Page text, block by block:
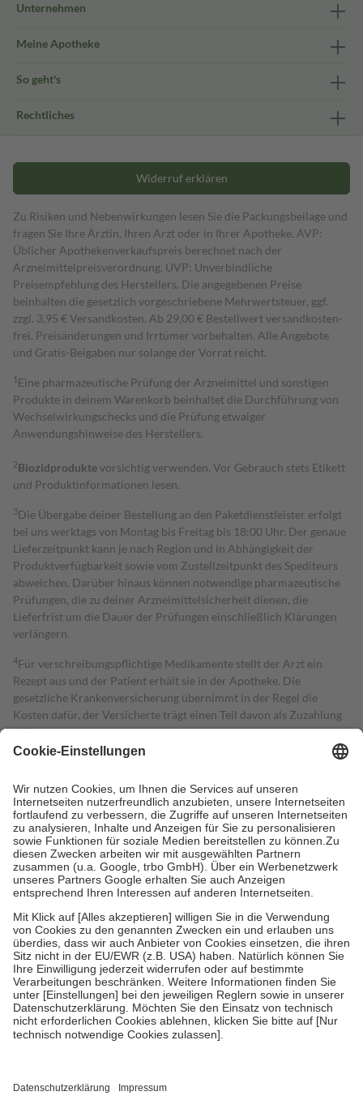
Unternehmen
Meine Apotheke
So geht's
Rechtliches
Widerruf erklären
Zu Risiken und Nebenwirkungen lesen Sie die Packungsbeilage und
fragen Sie Ihre Ärztin, Ihren Arzt oder in Ihrer Apotheke. AVP:
Üblicher Apothekenverkaufspreis berechnet nach der
Arzneimittelpreisverordnung. UVP: Unverbindliche
Preisempfehlung des Herstellers. Die angegebenen Preise
beinhalten die gesetzlich vorgeschriebene Mehrwertsteuer, ggf.
zzgl. 3,95 € Versandkosten. Ab 29,00 € Bestell­wert versand­kosten­
frei. Preisänderungen und Irrtümer vorbehalten. Alle Angebote
und Gratis-Beigaben nur solange der Vorrat reicht.
1 Eine pharmazeutische Prüfung der Arzneimittel und sonstigen
Produkte in deinem Warenkorb beinhaltet die Durchführung von
Wechselwirkungschecks und die Prüfung etwaiger
Anwendungshinweise des Herstellers.
2Biozidproduktevorsichtig verwenden. Vor Gebrauch stets Etikett
und Produktinformationen lesen.
3Die Übergabe deiner Bestellung an den Paketdienstleister erfolgt
bei uns werktags von Montag bis Freitag bis 18:00 Uhr. Der genaue
Lieferzeitpunkt kann je nach Region und in Abhängigkeit der
Produktverfügbarkeit sowie vom Zustellzeitpunkt des Spediteurs
abweichen. Darüber hinaus können notwendige pharmazeutische
Prüfungen, die zu deiner Arzneimittelsicherheit dienen, die
Lieferfrist um die Dauer der Prüfungen einschließlich Klärungen
verlängern.
4Für verschreibungspflichtige Medikamente stellt der Arzt ein
Rezept aus und der Patient erhält sie in der Apotheke. Die
gesetzliche Krankenversicherung übernimmt in der Regel die
Kosten dafür, der Versicherte trägt einen Teil davon als Zuzahlung
mit.
Grundsätzlich leisten Mitglieder Zuzahlungen in Höhe von zehn
höchstens zehn Euro.
Es sind jedoch nie mehr als die tatsächlichen
Kosten der Leistung zu entrichten.
Diese Regeln gelten grundsätzlich auch für Online-Apotheken.
Bei Heilmitteln und häuslicher Krankenpflege beträgt die
Zuzahlung zehn Prozent der Kosten sowie zehn Euro je
Verordnung.
Um das Engagement der Versicherten für ihre eigene Gesundheit zu
stärken und die besondere Stellung der Familie zu unterstützen,
fallenkeine Zuzahlungenan bei:
• Kindern und Jugendlichen bis zum vollendeten 18. Lebensjahr
mit Ausnahme der Fahrkosten
• Untersuchungen zur Vorsorge und Früherkennung, die von der
GKV getragen werden
• empfohlenen Schutzimpfungen
• Harn- und Blutteststreifen
getroffen, um sicherzustellen, dass es sich um echte Bewertungen